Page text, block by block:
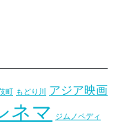
町 もどり川 アジア映画
ネマ ジムノペディ